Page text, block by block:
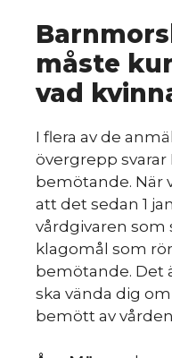
måste
vad
I flera av de
övergrepp
bemötande. När
att det sedan 1
vårdgivaren som
klagomål som
bemötande. Det
ska vända dig
bemött av